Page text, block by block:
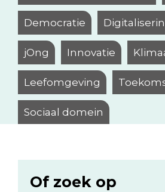
Democratie
jOng Innovatie
Leefomgeving
Sociaal domein
Of zoek op